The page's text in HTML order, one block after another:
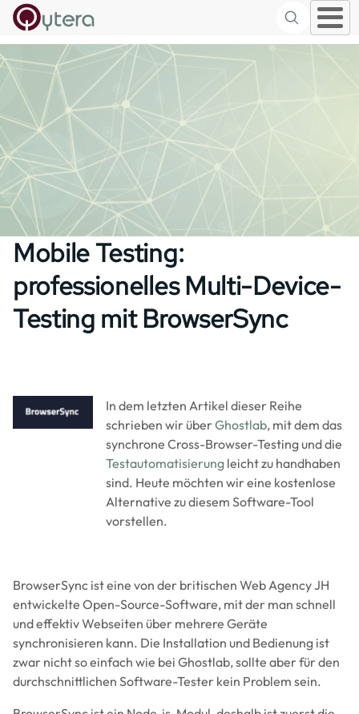
Skip to main content Suche
Mobile Testing:
professionelles Multi-Device-
Testing mit BrowserSync
Image
In dem letzten Artikel dieser Reihe
schrieben wir überGhostlab, mit dem das
synchrone Cross-Browser-Testing und die
Testautomatisierung leicht zu handhaben
sind. Heute möchten wir eine kostenlose
Alternative zu diesem Software-Tool
vorstellen.
BrowserSync ist eine von der britischen Web Agency JH
entwickelte Open-Source-Software, mit der man schnell
und effektiv Webseiten über mehrere Geräte
synchronisieren kann. Die Installation und Bedienung ist
zwar nicht so einfach wie bei Ghostlab, sollte aber für den
durchschnittlichen Software-Tester kein Problem sein.